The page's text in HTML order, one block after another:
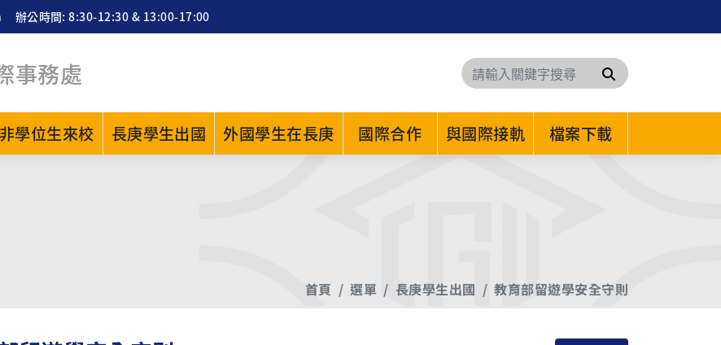
辦公時間: 8:30-12:30 & 13:00-17:00
事務處 搜尋
非學位生來校 長庚學生出國 外國學生在長庚 國際合作 與國際接軌 檔案下載
首頁 選單 長庚學生出國 教育部留遊學安全守則